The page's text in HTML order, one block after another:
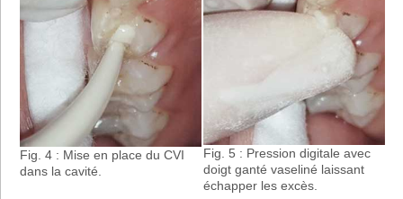
Fig. 4 : Mise en place du CVI
dans la cavité.
Fig. 5 : Pression digitale avec
doigt ganté vaseliné laissant
échapper les excès.